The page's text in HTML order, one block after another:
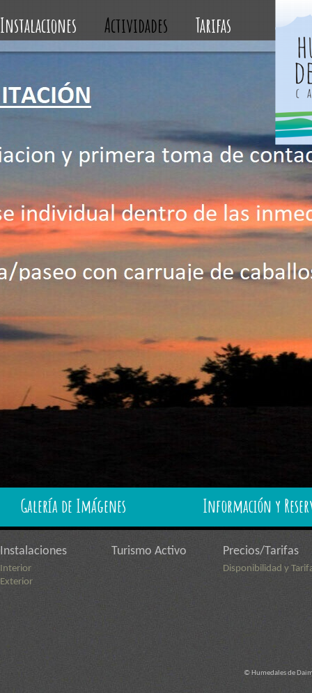
Instalaciones Actividades Tarifas
Galería de Imágenes Información y
Instalaciones
Interior
Exterior
Turismo Activo Precios/Tarifas
Disponibilidad y
© Humedales de